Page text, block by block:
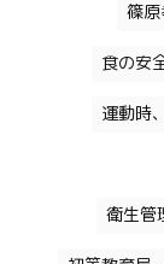
篠
食の安
運動時
衛生管